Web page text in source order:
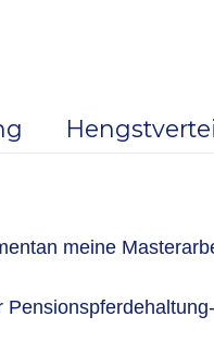
meine